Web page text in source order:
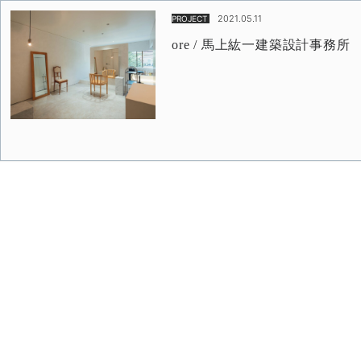
PROJECT 2021.05.11
ore / 馬上紘一建築設計事務所